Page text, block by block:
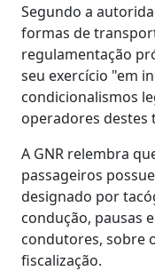
Segundo a
formas de
regulamentação
seu exercício "em
condicionalismos
operadores destes
A GNR relembra
passageiros
designado por
condução, pausas
condutores, sobre
fiscalização.